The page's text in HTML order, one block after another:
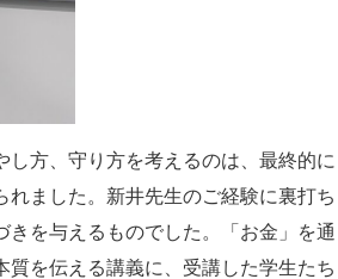
方、守り方を考えるのは、最終的に
ました。新井先生のご経験に裏打ち
を与えるものでした。「お金」を通
を伝える講義に、受講した学生たち